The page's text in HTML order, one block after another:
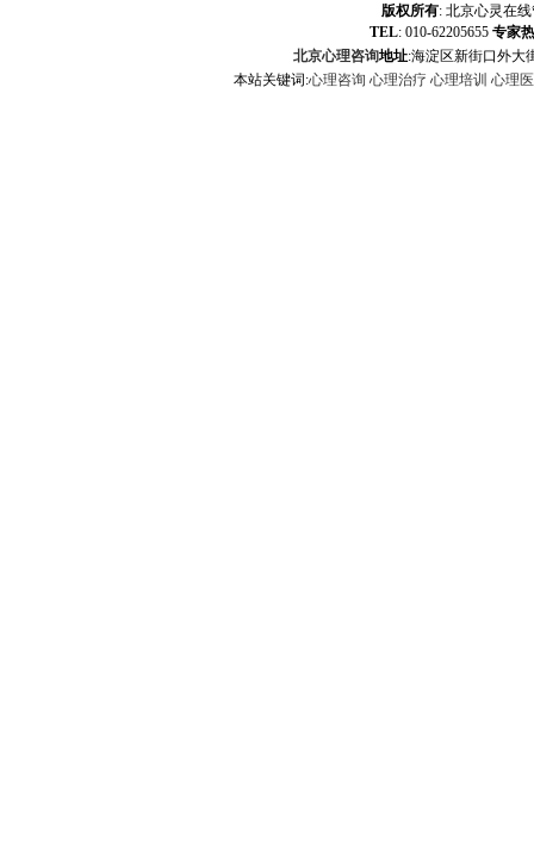
版权所有: 北京心灵在
TEL: 010-62205655 专家
北京心理咨询地址:海淀区新街口外大
本站关键词:心理咨询 心理治疗 心理培训 心理